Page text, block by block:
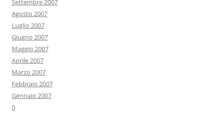
Settembre 2007
Agosto 2007
Luglio 2007
Giugno 2007
Maggio 2007
Aprile 2007
Marzo 2007
Febbraio 2007
Gennaio 2007
0